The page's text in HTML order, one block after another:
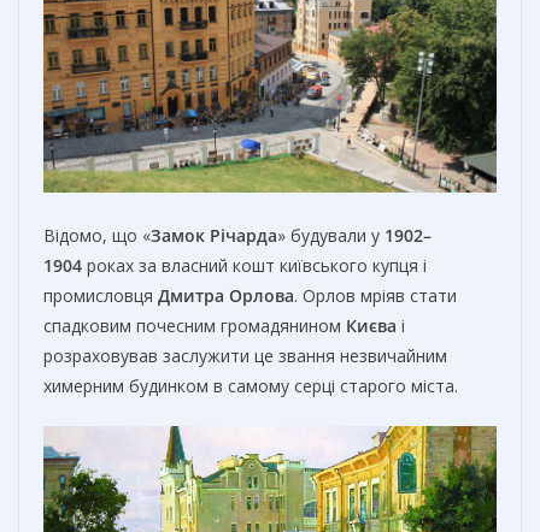
Відомо, що «Замок Річарда» будували у 1902–
1904 роках за власний кошт київського купця і
промисловця Дмитра Орлова. Орлов мріяв стати
спадковим почесним громадянином Києва і
розраховував заслужити це звання незвичайним
химерним будинком в самому серці старого міста.